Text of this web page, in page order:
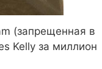
(запрещенная в
Kelly за миллион